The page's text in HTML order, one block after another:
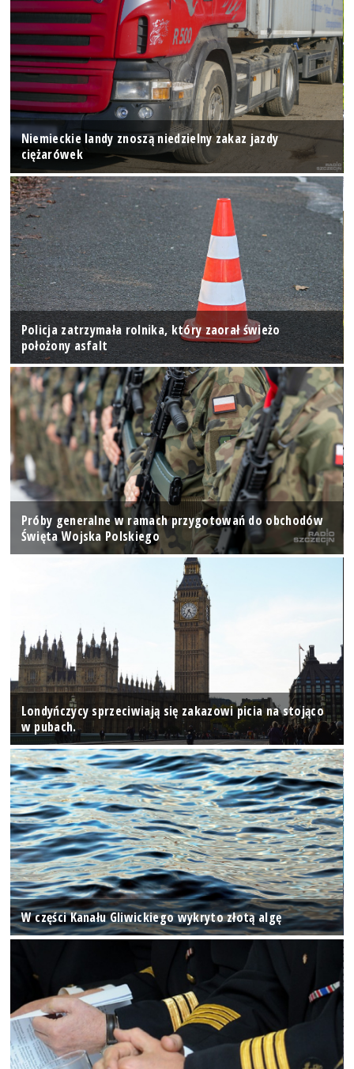
Niemieckie landy znoszą niedzielny zakaz jazdy
ciężarówek
Policja zatrzymała rolnika, który zaorał świeżo
położony asfalt
Próby generalne w ramach przygotowań do obchodów
Święta Wojska Polskiego
Londyńczycy sprzeciwiają się zakazowi picia na stojąco
w pubach.
W części Kanału Gliwickiego wykryto złotą algę